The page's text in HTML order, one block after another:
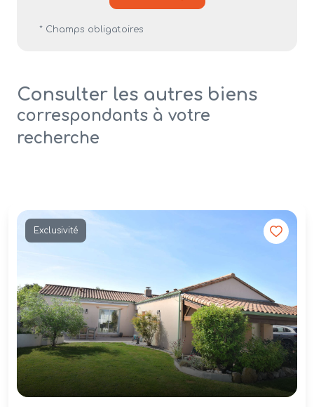
* Champs obligatoires
Consulter les autres biens
correspondants à votre
recherche
Exclusivité